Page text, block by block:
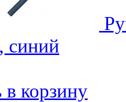
синий
в корзину